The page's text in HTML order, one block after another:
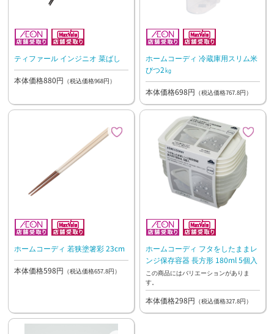
ティファール インジニオ 菜ばし
本体価格880円 （税込価格968円）
ホームコーディ 冷蔵庫用スリム米
びつ2㎏
本体価格698円 （税込価格767.8円）
ホームコーディ 若狭塗箸彩 23cm
本体価格598円 （税込価格657.8円）
ホームコーディ フタをしたままレ
ンジ保存容器 長方形 180ml 5個入
この商品にはバリエーションがありま
す。
本体価格298円 （税込価格327.8円）